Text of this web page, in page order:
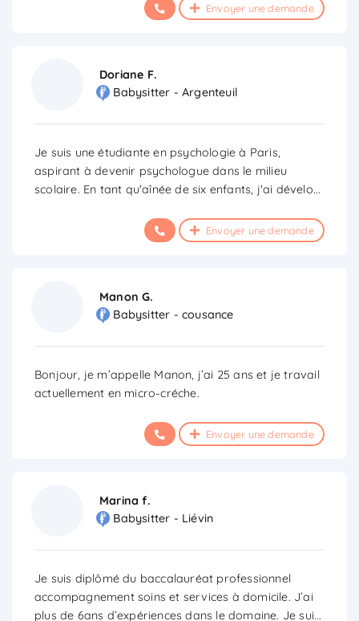
Envoyer une demande
Doriane F.
Babysitter - Argenteuil
Je suis une étudiante en psychologie à Paris,
aspirant à devenir psychologue dans le milieu
scolaire. En tant qu'aînée de six enfants, j'ai dévelo...
Envoyer une demande
Manon G.
Babysitter - cousance
Bonjour, je m’appelle Manon, j’ai 25 ans et je travail
actuellement en micro-créche.
Envoyer une demande
Marina f.
Babysitter - Liévin
Je suis diplômé du baccalauréat professionnel
accompagnement soins et services à domicile. J’ai
plus de 6ans d’expériences dans le domaine. Je sui...